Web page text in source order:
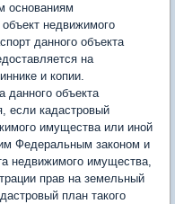
основаниям
объект недвижимого
данного объекта
на
и копии.
данного объекта
если кадастровый
имущества или иной
Федеральным законом и
недвижимого имущества,
прав на земельный
план такого